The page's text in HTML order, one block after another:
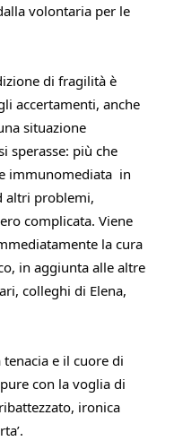
volontaria per le
di fragilità è
accertamenti, anche
situazione
sperasse: più che
immunomediata  in
altri problemi,
complicata. Viene
la cura
in aggiunta alle altre
colleghi di Elena,
e il cuore di
con la voglia di
ironica